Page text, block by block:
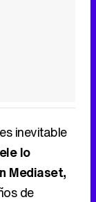
inevitable
lo
Mediaset,
de